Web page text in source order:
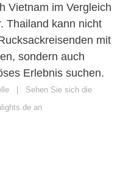
Vietnam im Vergleich
Thailand kann nicht
mit
sondern auch
Erlebnis suchen.
| Sehen Sie sich die
an